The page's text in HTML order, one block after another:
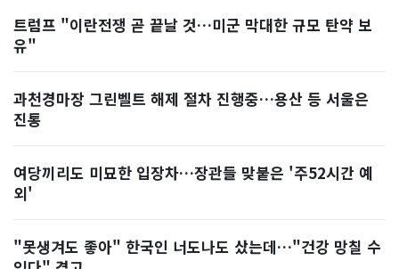
트럼프 "이란전쟁 곧 끝날 것…미군 막대한 규모 탄약 보
유"
과천경마장 그린벨트 해제 절차 진행중…용산 등 서울은
진통
여당끼리도 미묘한 입장차…장관들 맞붙은 '주52시간 예
외'
"못생겨도 좋아" 한국인 너도나도 샀는데…"건강 망칠 수